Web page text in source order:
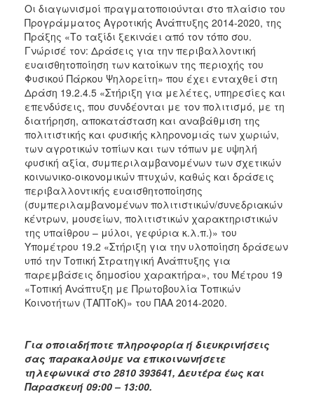
Οι διαγωνισμοί πραγματοποιούνται στο πλαίσιο του
Προγράμματος Αγροτικής Ανάπτυξης 2014-2020, της
Πράξης «Το ταξίδι ξεκινάει από τον τόπο σου.
Γνώρισέ τον: Δράσεις για την περιβαλλοντική
ευαισθητοποίηση των κατοίκων της περιοχής του
Φυσικού Πάρκου Ψηλορείτη» που έχει ενταχθεί στη
Δράση 19.2.4.5 «Στήριξη για μελέτες, υπηρεσίες και
επενδύσεις, που συνδέονται με τον πολιτισμό, με τη
διατήρηση, αποκατάσταση και αναβάθμιση της
πολιτιστικής και φυσικής κληρονομιάς των χωριών,
των αγροτικών τοπίων και των τόπων με υψηλή
φυσική αξία, συμπεριλαμβανομένων των σχετικών
κοινωνικο-οικονομικών πτυχών, καθώς και δράσεις
περιβαλλοντικής ευαισθητοποίησης
(συμπεριλαμβανομένων πολιτιστικών/συνεδριακών
κέντρων, μουσείων, πολιτιστικών χαρακτηριστικών
της υπαίθρου – μύλοι, γεφύρια κ.λ.π.)» του
Υπομέτρου 19.2 «Στήριξη για την υλοποίηση δράσεων
υπό την Τοπική Στρατηγική Ανάπτυξης για
παρεμβάσεις δημοσίου χαρακτήρα», του Μέτρου 19
«Τοπική Ανάπτυξη με Πρωτοβουλία Τοπικών
Κοινοτήτων (ΤΑΠΤοΚ)» του ΠΑΑ 2014-2020.
Για οποιαδήποτε πληροφορία ή διευκρινήσεις
σας παρακαλούμε να επικοινωνήσετε
τηλεφωνικά στο 2810 393641, Δευτέρα έως και
Παρασκευή 09:00 – 13:00.